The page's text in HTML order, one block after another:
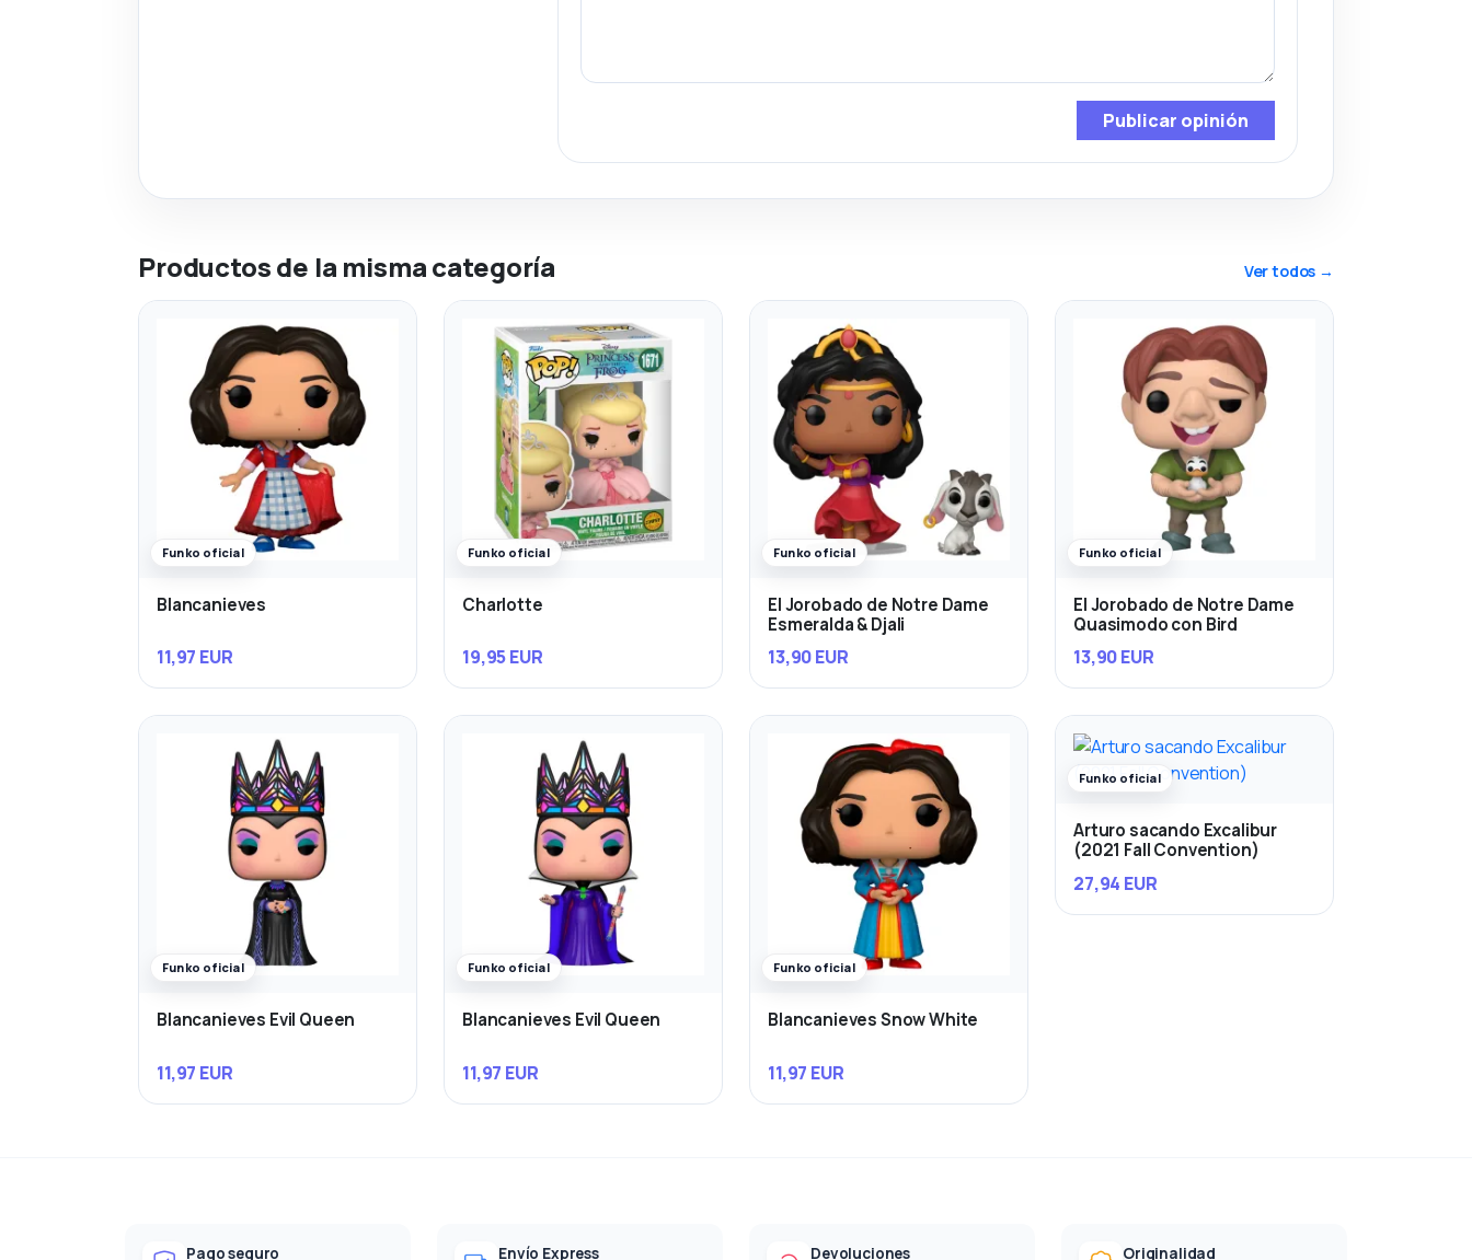
Publicar opinión
Productos de la misma categoría Ver todos →
Funko oficial
Blancanieves
11,97 EUR
Funko oficial
Charlotte
19,95 EUR
Funko oficial
El Jorobado de Notre Dame
Esmeralda & Djali
13,90 EUR
Funko oficial
El Jorobado de Notre Dame
Quasimodo con Bird
13,90 EUR
Funko oficial
Blancanieves Evil Queen
11,97 EUR
Funko oficial
Blancanieves Evil Queen
11,97 EUR
Funko oficial
Blancanieves Snow White
11,97 EUR
Funko oficial
Arturo sacando Excalibur
(2021 Fall Convention)
27,94 EUR
Pago seguro Envío Express Devoluciones Originalidad